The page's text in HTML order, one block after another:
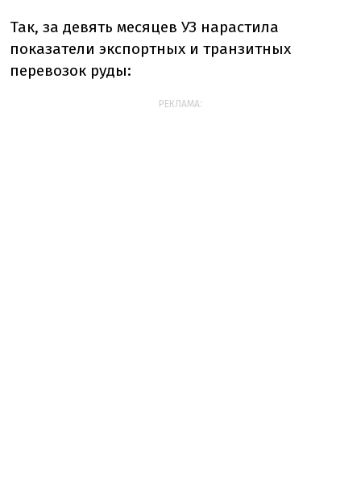
Так, за девять месяцев УЗ нарастила
показатели экспортных и транзитных
перевозок руды:
РЕКЛАМА: